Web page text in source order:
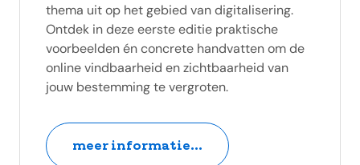
thema uit op het gebied van digitalisering.
Ontdek in deze eerste editie praktische
voorbeelden én concrete handvatten om de
online vindbaarheid en zichtbaarheid van
jouw bestemming te vergroten.
meer informatie...